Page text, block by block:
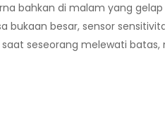
bahkan di malam yang
besar, sensor
seseorang melewati